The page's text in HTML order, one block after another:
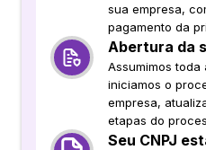
sua empresa,
pagamento da
Abertura da
Assumimos
iniciamos o
empresa,
etapas do
Seu CNPJ